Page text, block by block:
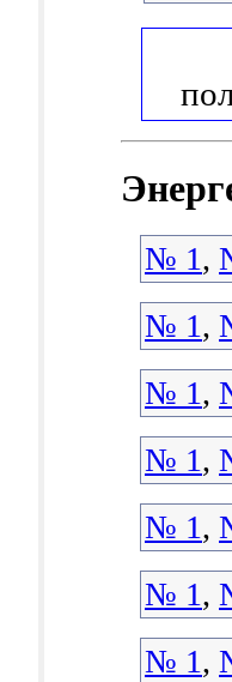
№ 1,
№ 1,
№ 1,
№ 1,
№ 1,
№ 1,
№ 1,